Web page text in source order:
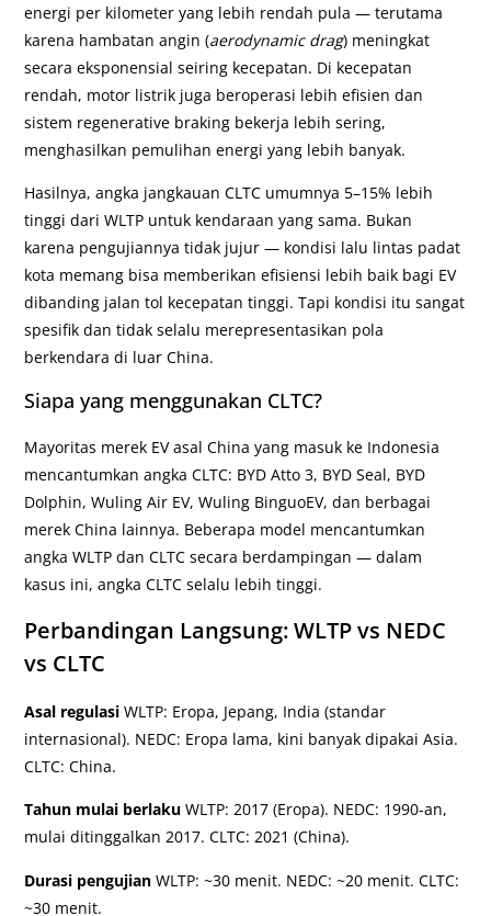
energi per kilometer yang lebih rendah pula — terutama
karena hambatan angin (aerodynamic drag) meningkat
secara eksponensial seiring kecepatan. Di kecepatan
rendah, motor listrik juga beroperasi lebih efisien dan
sistem regenerative braking bekerja lebih sering,
menghasilkan pemulihan energi yang lebih banyak.
Hasilnya, angka jangkauan CLTC umumnya 5–15% lebih
tinggi dari WLTP untuk kendaraan yang sama. Bukan
karena pengujiannya tidak jujur — kondisi lalu lintas padat
kota memang bisa memberikan efisiensi lebih baik bagi EV
dibanding jalan tol kecepatan tinggi. Tapi kondisi itu sangat
spesifik dan tidak selalu merepresentasikan pola
berkendara di luar China.
Siapa yang menggunakan CLTC?
Mayoritas merek EV asal China yang masuk ke Indonesia
mencantumkan angka CLTC: BYD Atto 3, BYD Seal, BYD
Dolphin, Wuling Air EV, Wuling BinguoEV, dan berbagai
merek China lainnya. Beberapa model mencantumkan
angka WLTP dan CLTC secara berdampingan — dalam
kasus ini, angka CLTC selalu lebih tinggi.
Perbandingan Langsung: WLTP vs NEDC
vs CLTC
Asal regulasi WLTP: Eropa, Jepang, India (standar
internasional). NEDC: Eropa lama, kini banyak dipakai Asia.
CLTC: China.
Tahun mulai berlaku WLTP: 2017 (Eropa). NEDC: 1990-an,
mulai ditinggalkan 2017. CLTC: 2021 (China).
Durasi pengujian WLTP: ~30 menit. NEDC: ~20 menit. CLTC:
~30 menit.